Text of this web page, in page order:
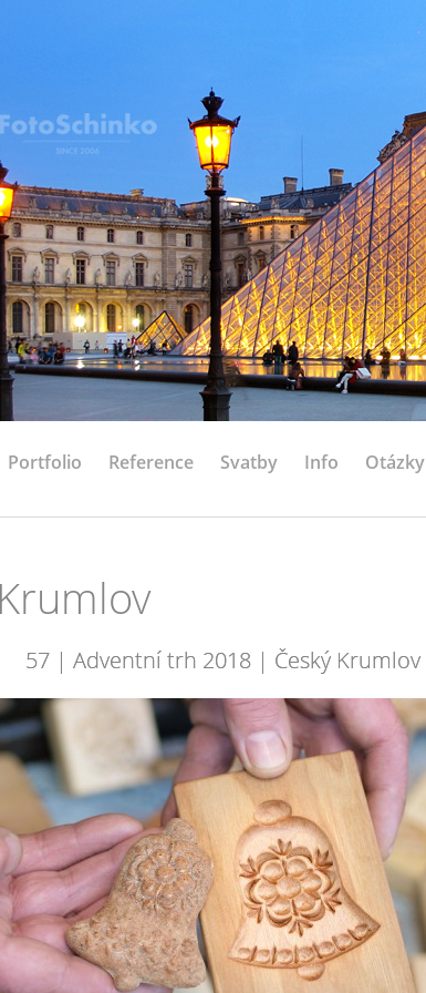
Portfolio Reference Svatby Info Otázky
57 | Adventní trh 2018 | Český Krumlov